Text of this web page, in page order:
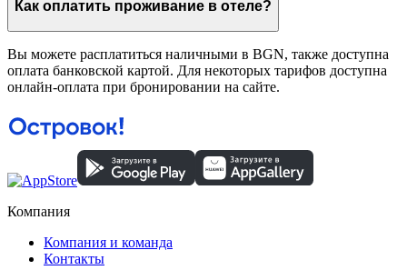
Как оплатить проживание в отеле?
Вы можете расплатиться наличными в BGN, также доступна
оплата банковской картой. Для некоторых тарифов доступна
онлайн-оплата при бронировании на сайте.
Компания
Компания и команда
Контакты